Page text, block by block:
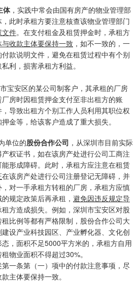
体，实践中常会由国有房产的物业管理部
此时承租方要注意核查该物业管理部门
文件。在支付租金及租赁押金时，承租方
收款主体要保持一致 ，如不一致的，一
款说明文件，避免在租赁过程中有个别
利，损害承租方利益。
安区的某公司制客户，其承租的厂房
房时因租赁押金支付至非出租方的账
导致出租方个别工作人员利用其职位权
金等，给该客户造成了重大损失。
单位的股份合作公司 ，从深圳市目前实际
权证书，如在该房产处进行公司工商注
形成障碍。此时，承租方应注意在租赁
在该房产处进行公司注册登记无障碍，并
对一手承租方转租的厂房，承租方应慎
规定政策后再承租， 避免因违反规定导
租方造成损失。例如，深圳市宝安区对股
比例等都有严格限制，股份合作公司大
设产业科技园区、产业孵化器、文化创
，面积不足5000平方米的，承租方自用
物业面积不得超过30%。
一条第（一）项中的付款注意事项，尽
主体要保持一致。